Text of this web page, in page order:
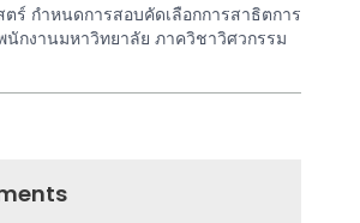
ร์ กำหนดการสอบคัดเลือกการสาธิตการ
นักงานมหาวิทยาลัย ภาควิชาวิศวกรรม